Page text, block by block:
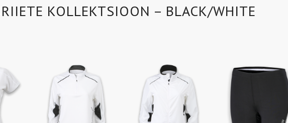
KOLLEKTSIOON – BLACK/WHITE